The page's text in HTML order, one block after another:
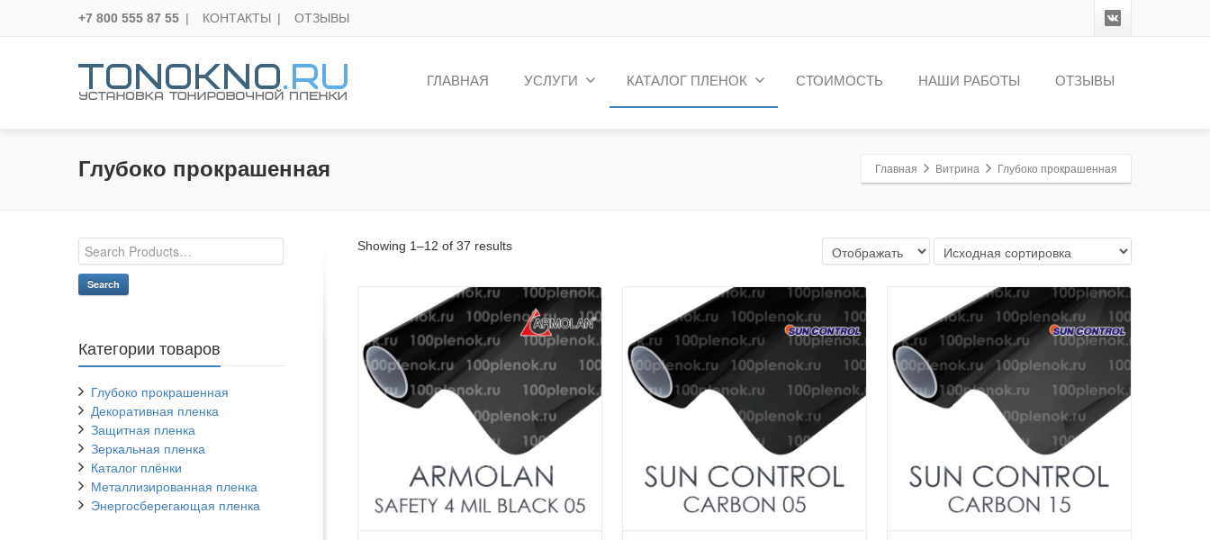
+7 800 555 87 55 | КОНТАКТЫ | ОТЗЫВЫ
ГЛАВНАЯ УСЛУГИ КАТАЛОГ ПЛЕНОК СТОИМОСТЬ НАШИ РАБОТЫ ОТЗЫВЫ
Глубоко прокрашенная Главная Витрина Глубоко прокрашенная
Showing 1–12 of 37 results
Search
Категории товаров
Глубоко прокрашенная
Декоративная пленка
Защитная пленка
Зеркальная пленка
Каталог плёнки
Металлизированная пленка
Энергосберегающая пленка